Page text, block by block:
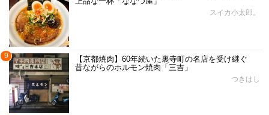
スイカ小太郎。
9
【京都焼肉】60年続いた裏寺町の名店を受け継ぐ
昔ながらのホルモン焼肉「三吉」
つきはし